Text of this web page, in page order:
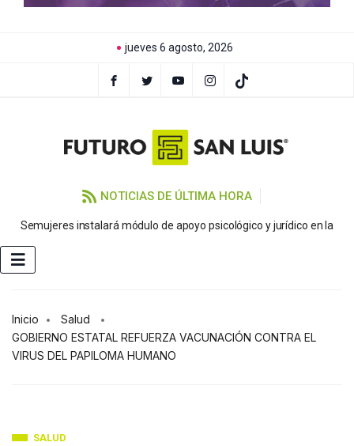
jueves 6 agosto, 2026
NOTICIAS DE ÚLTIMA HORA
Semujeres instalará módulo de apoyo psicológico y jurídico en la
Inicio
Salud
GOBIERNO ESTATAL REFUERZA VACUNACIÓN CONTRA EL
VIRUS DEL PAPILOMA HUMANO
SALUD